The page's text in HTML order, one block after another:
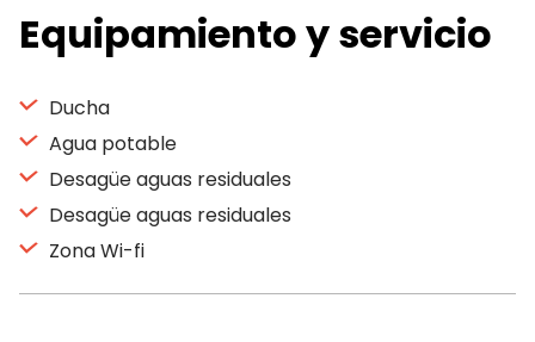
Equipamiento y servicio
Ducha
Agua potable
Desagüe aguas residuales
Desagüe aguas residuales
Zona Wi-fi